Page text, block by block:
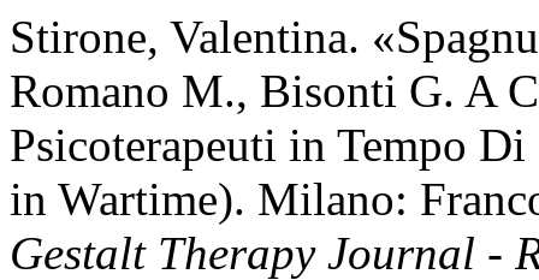
Stirone, Valentina.
Romano M., Bisonti G. A
Psicoterapeuti in Tempo
in Wartime). Milano:
Gestalt Therapy Journal -